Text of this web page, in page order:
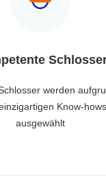
werden
Know-hows
ausgewählt